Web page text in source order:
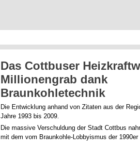
Das Cottbuser
Millionengrab dank
Braunkohletechnik
Die Entwicklung anhand von Zitaten aus der
Jahre 1993 bis 2009.
Die massive Verschuldung der Stadt Cottbus
mit dem vom Braunkohle-Lobbyismus der 1990er